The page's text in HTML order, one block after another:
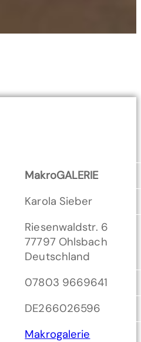
MakroGALERIE
Karola Sieber
Riesenwaldstr. 6
77797 Ohlsbach
Deutschland
07803 9669641
DE266026596
Makrogalerie